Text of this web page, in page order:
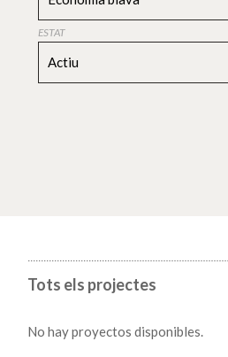
ESTAT
Actiu
Tots els projectes
No hay proyectos disponibles.